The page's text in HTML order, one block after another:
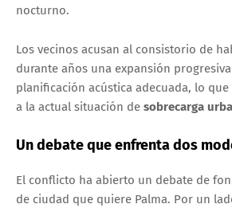
nocturno.
Los vecinos acusan al consistorio de
durante años una expansión
planificación acústica adecuada, lo
a la actual situación de sobrecarga
Un debate que enfrenta dos
El conflicto ha abierto un debate de
de ciudad que quiere Palma. Por un